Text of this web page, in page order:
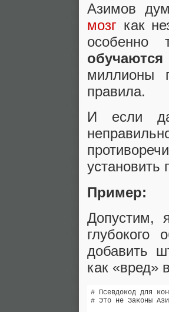
Азимов
мозг как
особенно
миллионы
правила.
И если
установить
Пример:
Допустим,
добавить
как «вред»
# Псевдокод для
# Это не Законы